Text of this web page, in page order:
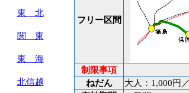
東 北
関 東
東 海
北信越
フリー区間
制限事項
ねだん
大人：1,000円